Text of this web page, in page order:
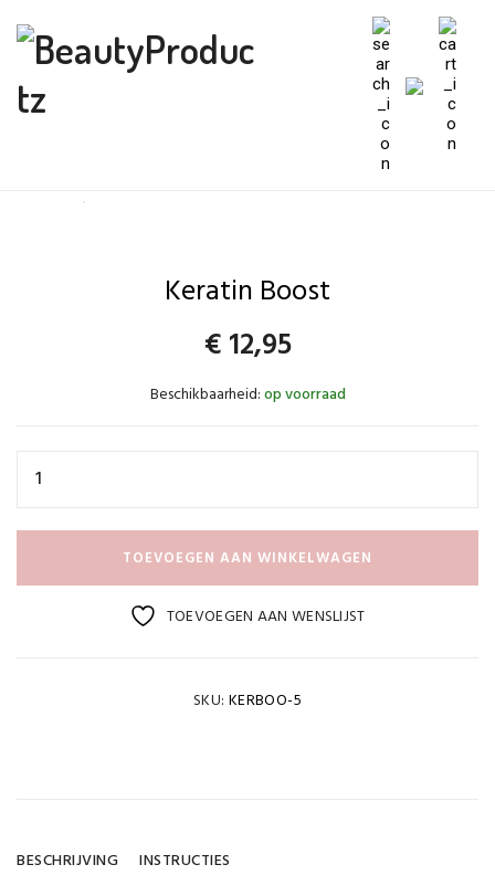
Keratin Boost
€12,95
Beschikbaarheid:op voorraad
TOEVOEGEN AAN WINKELWAGEN
TOEVOEGEN AAN WENSLIJST
SKU: KERBOO-5
BESCHRIJVING INSTRUCTIES